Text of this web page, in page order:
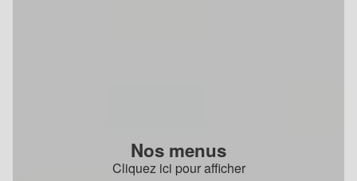
Nos menus
Cliquez ici pour afficher